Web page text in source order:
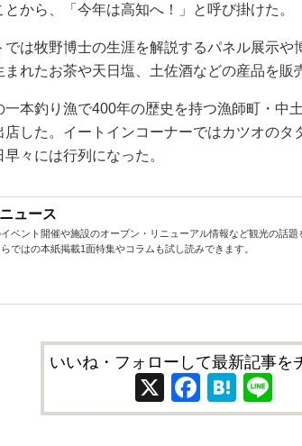
とから、「今年は高知へ！」と呼び掛けた。
は牧野博士の生涯を解説するパネル展示や
まれたお茶や天日塩、土佐酒などの産品を販
本釣り漁で400年の歴史を持つ漁師町・中
店した。イートインコーナーではカツオのタ
々には行列になった。
ュース
ベント開催や施設のオープン・リニューアル情報など観光の話題
ではの本紙掲載1面特集やコラムも試し読みできます。
いいね・フォローして最新記事を
X